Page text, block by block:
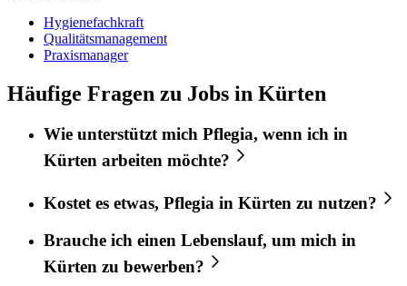
Hygienefachkraft
Qualitätsmanagement
Praxismanager
Häufige Fragen zu Jobs in Kürten
Wie unterstützt mich Pflegia, wenn ich in
Kürten arbeiten möchte?
Kostet es etwas, Pflegia in Kürten zu nutzen?
Brauche ich einen Lebenslauf, um mich in
Kürten zu bewerben?